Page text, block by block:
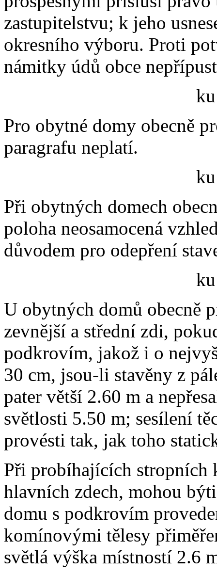
zastupitelstvu; k jeho
okresního výboru. Proti
námitky údů obce
Pro obytné domy obecně
paragrafu neplatí.
Při obytných domech
poloha neosamocená
důvodem pro odepření
U obytných domů obecně
zevnější a střední zdi,
podkrovím, jakož i o
30 cm, jsou-li stavěny z
pater větší 2.60 m a
světlosti 5.50 m; sesílení
provésti tak, jak toho
Při probíhajících stropních
hlavních zdech, mohou
domu s podkrovím
komínovými tělesy
světlá výška místností 2.6